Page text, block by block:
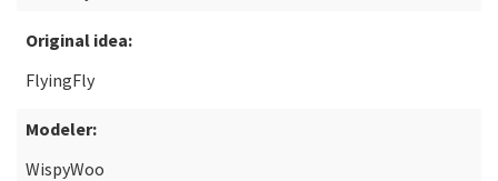
Original idea:
FlyingFly
Modeler:
WispyWoo